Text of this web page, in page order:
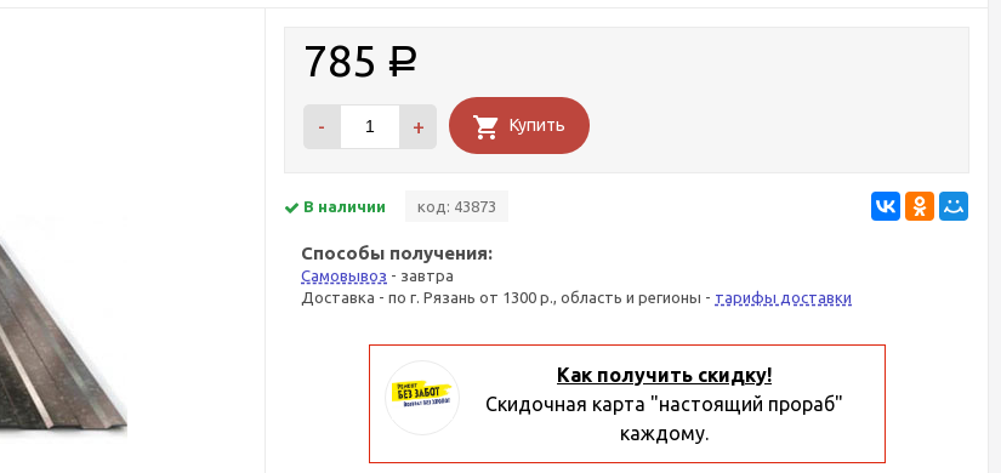
785 Р
- + Купить
В наличии код: 43873
Способы получения:
Самовывоз - завтра
Доставка - по г. Рязань от 1300 р., область и регионы - тарифы доставки
Как получить скидку!
Скидочная карта "настоящий прораб"
каждому.